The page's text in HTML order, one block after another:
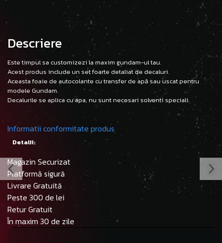
Descriere
Este timpul sa customizezi la maxim gundam-ul tau.
Acest produs include un set foarte detaliat de decaluri.
Aceasta foaie de autocolante cu transfer de apă sau uscat pentru
modele Gundam.
Decalurile se aplica cu apa, nu sunt necesari solventi speciali.
Informatii conformitate produs
Detalii:
Magazin Securizat
Platformă sigură
Livrare Gratuită
Peste 300 de lei
Retur Gratuit
În maxim 30 de zile